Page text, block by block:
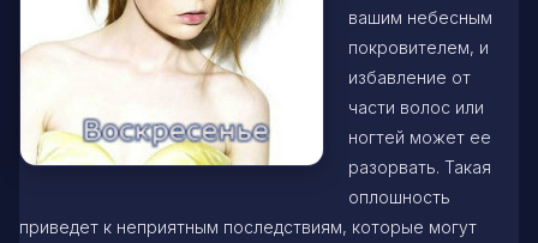
вашим небесным
покровителем, и
избавление от
части волос или
ногтей может ее
разорвать. Такая
оплошность
приведет к неприятным последствиям, которые могут